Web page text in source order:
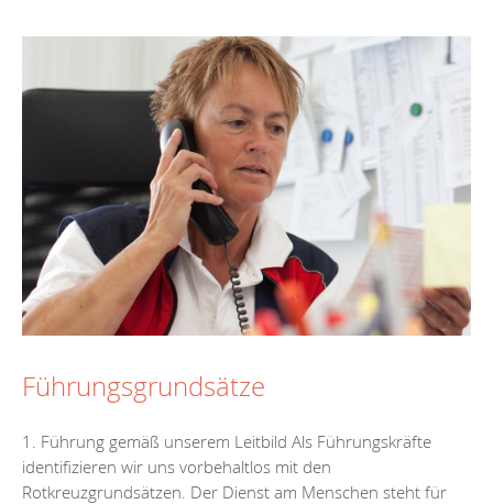
Führungsgrundsätze
1. Führung gemäß unserem Leitbild Als Führungskräfte
identifizieren wir uns vorbehaltlos mit den
Rotkreuzgrundsätzen. Der Dienst am Menschen steht für